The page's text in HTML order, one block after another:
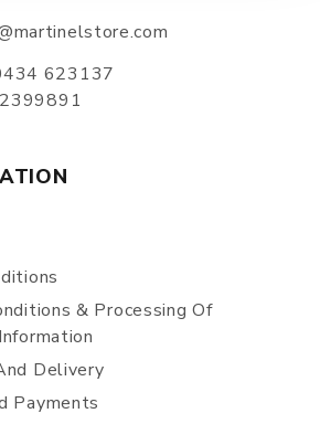
623137
& Processing Of
Delivery
Payments